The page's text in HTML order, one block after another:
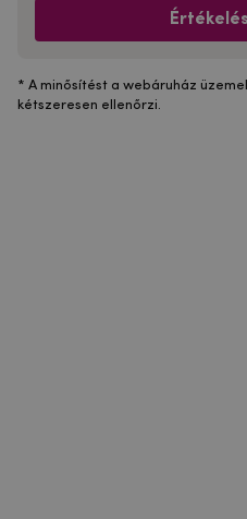
* A minősítést a webáruház
kétszeresen ellenőrzi.